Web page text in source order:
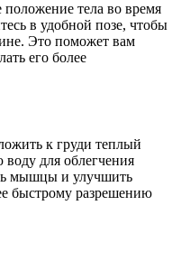
тела во время
в удобной позе, чтобы
Это поможет вам
его более
к груди теплый
воду для облегчения
мышцы и улучшить
быстрому разрешению